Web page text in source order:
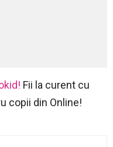
Fii la curent cu
copii din Online!